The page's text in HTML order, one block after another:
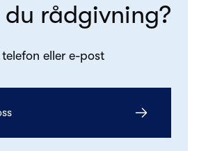
du rådgivning?
eller e-post